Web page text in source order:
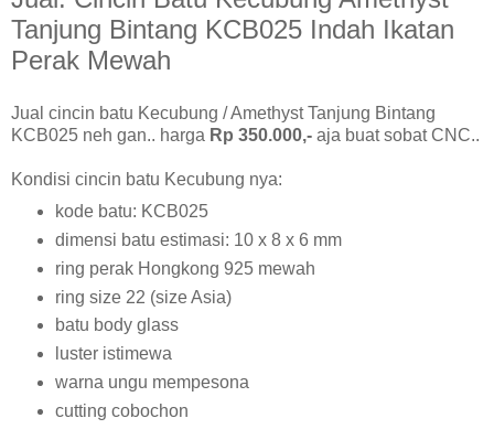
Tanjung Bintang KCB025 Indah Ikatan
Perak Mewah
Jual cincin batu Kecubung / Amethyst Tanjung Bintang
KCB025 neh gan.. harga Rp 350.000,- aja buat sobat CNC..
Kondisi cincin batu Kecubung nya:
kode batu: KCB025
dimensi batu estimasi: 10 x 8 x 6 mm
ring perak Hongkong 925 mewah
ring size 22 (size Asia)
batu body glass
luster istimewa
warna ungu mempesona
cutting cobochon